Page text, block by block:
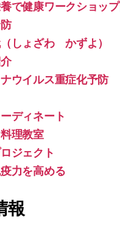
で健康ワークショッ
しょざわ かずよ）
ウイルス重症化予防
ディネート
理教室
ジェクト
力を高める
報